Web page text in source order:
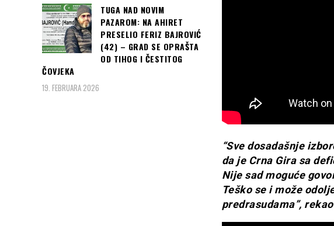
“Sve dosadašnje
da je Crna Gira sa
Nije sad moguće
Teško se i može
predrasudama”,
TUGA NAD NOVIM
PAZAROM: NA AHIRET
PRESELIO FERIZ BAJROVIĆ
(42) – GRAD SE OPRAŠTA
OD TIHOG I ČESTITOG
ČOVJEKA
19. FEBRUARA 2026